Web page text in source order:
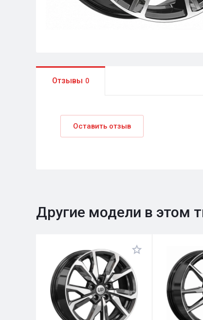
Отзывы 0
Оставить отзыв
Другие модели в этом